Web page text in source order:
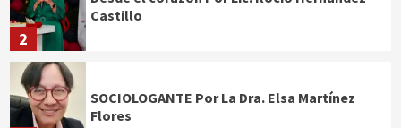
2
Castillo
SOCIOLOGANTE Por La Dra. Elsa Martínez
Flores